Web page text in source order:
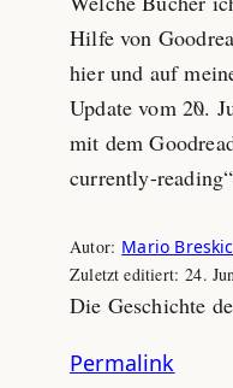
Hilfe von
hier und auf
Update vom 20.
mit dem
currently-
Autor: Mario Breskic
Zuletzt editiert:24.
Die Geschichte
Permalink